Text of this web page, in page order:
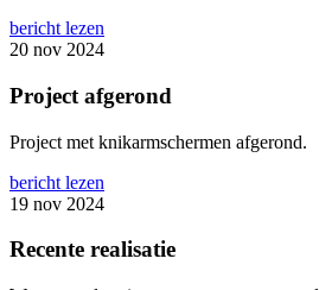
bericht lezen
20 nov 2024
Project afgerond
Project met knikarmschermen afgerond.
bericht lezen
19 nov 2024
Recente realisatie